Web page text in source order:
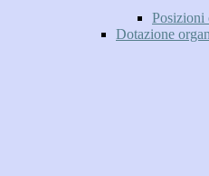
Posizioni
Dotazione